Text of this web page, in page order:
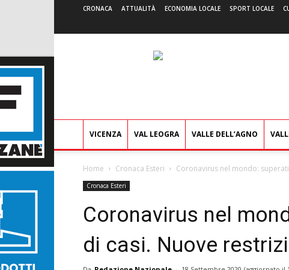
CRONACA ATTUALITÀ ECONOMIA LOCALE SPORT LOCALE
VICENZA VAL LEOGRA VALLE DELL’AGNO
Home Cronaca Esteri Coronavirus nel mondo:
Cronaca Esteri
Coronavirus nel
di casi. Nuove